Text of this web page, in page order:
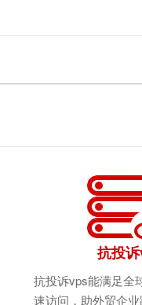
抗投
抗投诉vps能满足全
速访问，助外贸企